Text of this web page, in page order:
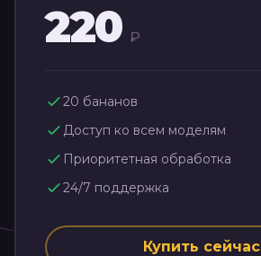
220 ₽
20 бананов
Доступ ко всем моделям
Приоритетная обработка
24/7 поддержка
Купить сейчас